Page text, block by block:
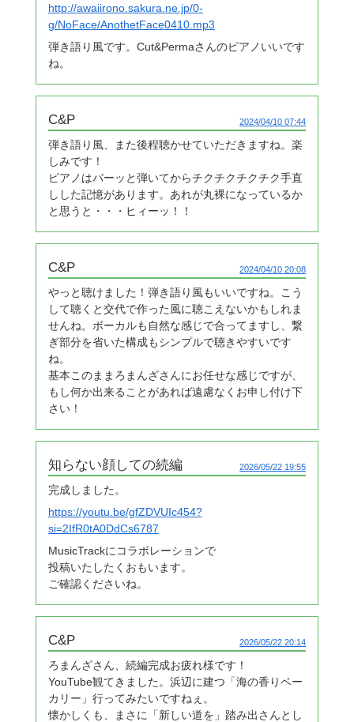
http://awaiirono.sakura.ne.jp/0-
g/NoFace/AnothetFace0410.mp3
弾き語り風です。Cut&Permaさんのピアノいいです
ね。
C&P 2024/04/10 07:44
弾き語り風、また後程聴かせていただきますね。楽
しみです！
ピアノはバーッと弾いてからチクチクチクチク手直
しした記憶があります。あれが丸裸になっているか
と思うと・・・ヒィーッ！！
C&P 2024/04/10 20:08
やっと聴けました！弾き語り風もいいですね。こう
して聴くと交代で作った風に聴こえないかもしれま
せんね。ボーカルも自然な感じで合ってますし、繋
ぎ部分を省いた構成もシンプルで聴きやすいです
ね。
基本このままろまんざさんにお任せな感じですが、
もし何か出来ることがあれば遠慮なくお申し付け下
さい！
知らない顔しての続編 2026/05/22 19:55
完成しました。
https://youtu.be/gfZDVUIc454?
si=2IfR0tA0DdCs6787
MusicTrackにコラボレーションで
投稿いたしたくおもいます。
ご確認くださいね。
C&P 2026/05/22 20:14
ろまんざさん、続編完成お疲れ様です！
YouTube観てきました。浜辺に建つ「海の香りベー
カリー」行ってみたいですねぇ。
懐かしくも、まさに「新しい道を」踏み出さんとし